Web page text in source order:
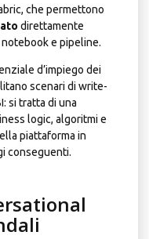
che permettono
direttamente
e pipeline.
d’impiego dei
scenari di write-
si tratta di una
logic, algoritmi e
piattaforma in
conseguenti.